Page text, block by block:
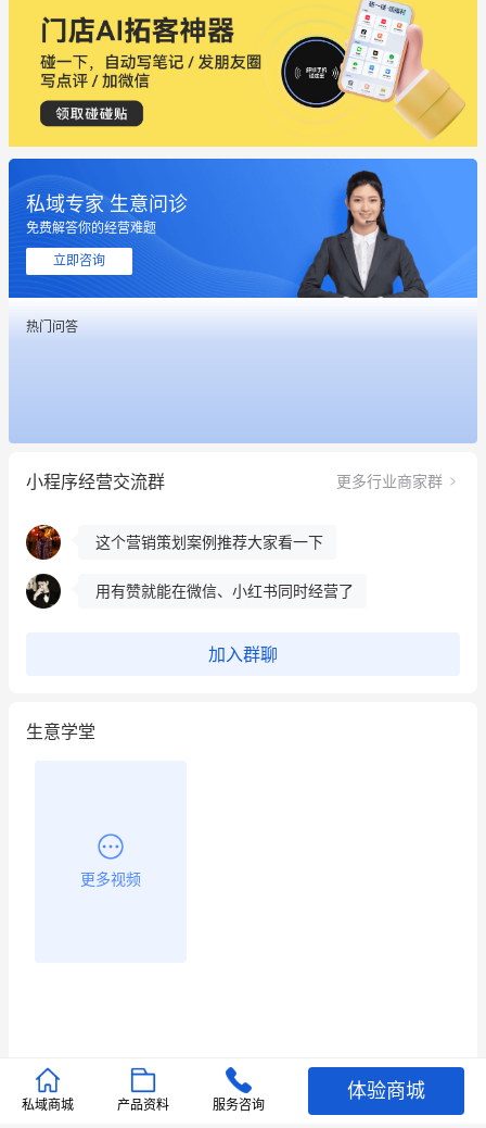
私域专家 生意问诊
免费解答你的经营难题
立即咨询
热门问答
小程序经营交流群 更多行业商家群
这个营销策划案例推荐大家看一下
昨晚的直播课程太好啦❤️
冰墩墩货源充足需要的联系我
这个营销策划案例推荐大家看一下
用有赞就能在微信、小红书同时经营了
加入群聊
生意学堂
更多视频
推荐文章
私域商城 产品资料 服务咨询
体验商城